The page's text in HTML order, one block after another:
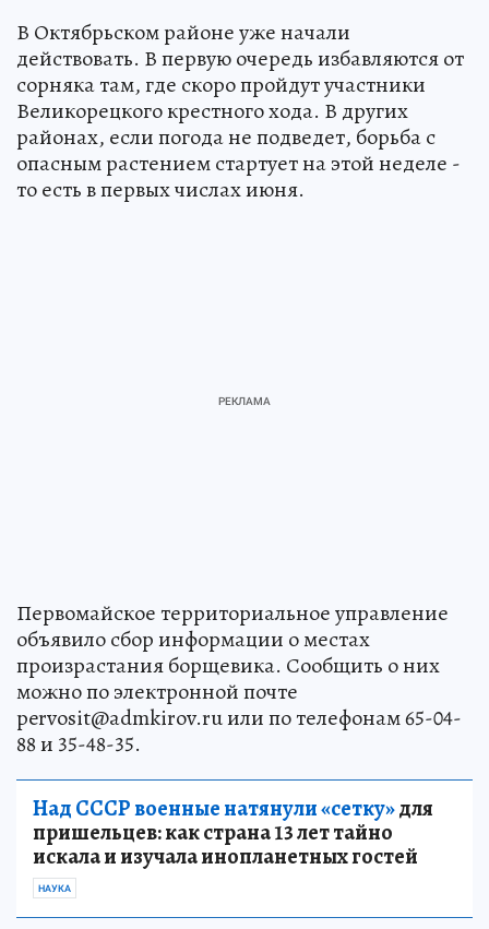
В Октябрьском районе уже начали
действовать. В первую очередь избавляются от
сорняка там, где скоро пройдут участники
Великорецкого крестного хода. В других
районах, если погода не подведет, борьба с
опасным растением стартует на этой неделе -
то есть в первых числах июня.
Первомайское территориальное управление
объявило сбор информации о местах
произрастания борщевика. Сообщить о них
можно по электронной почте
pervosit@admkirov.ru или по телефонам 65-04-
88 и 35-48-35.
Над СССР военные натянули «сетку»для
пришельцев: как страна 13 лет тайно
искала и изучала инопланетных гостей
НАУКА